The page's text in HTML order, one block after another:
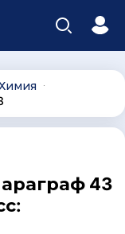
∙
43